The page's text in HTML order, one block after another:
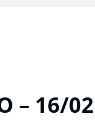
– 16/